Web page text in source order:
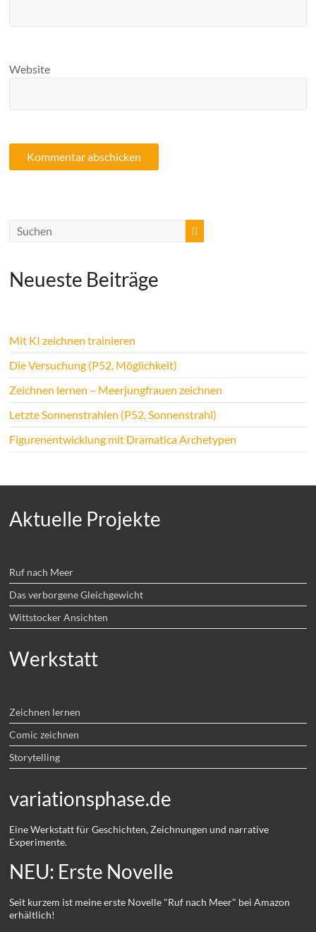
Website
Neueste Beiträge
Mit KI zeichnen trainieren
Die Versuchung (P52, Möglichkeit)
Zeichnen lernen – Meerjungfrauen zeichnen
Letzte Sonnenstrahlen (P52, Sonnenstrahl)
Figurenentwicklung mit Dramatica Archetypen
Aktuelle Projekte
Ruf nach Meer
Das verborgene Gleichgewicht
Wittstocker Ansichten
Werkstatt
Zeichnen lernen
Comic zeichnen
Storytelling
variationsphase.de
Eine Werkstatt für Geschichten, Zeichnungen und narrative
Experimente.
NEU: Erste Novelle
Seit kurzem ist meine erste Novelle "Ruf nach Meer" bei Amazon
erhältlich!